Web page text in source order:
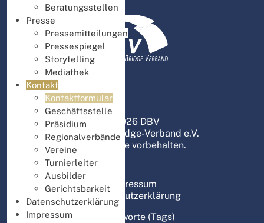
Beratungsstellen
Presse
Pressemitteilungen
Pressespiegel
Storytelling
Mediathek
Kontakt
Kontaktformular
Geschäftsstelle
Präsidium
Regionalverbände
Vereine
Turnierleiter
Ausbilder
Gerichtsbarkeit
Datenschutzerklärung
Impressum
© 2026 DBV
Deutscher Bridge-Verband e.V.
Alle Rechte vorbehalten.
Impressum
Datenschutzerklärung
Schlagworte (Tags)